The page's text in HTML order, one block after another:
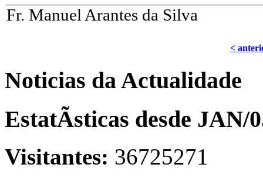
Fr. Manuel Arantes da Silva
<
Noticias da Actualidade
EstatÃ­sticas desde JAN/
Visitantes: 36725271